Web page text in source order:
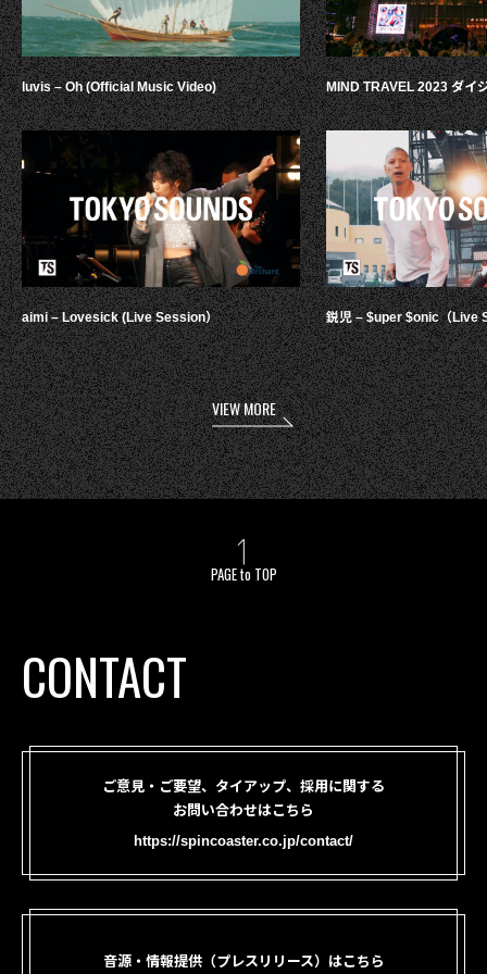
luvis – Oh (Official Music Video)
aimi – Lovesick (Live Session）
MIND TRAVEL 2023 ダイ
鋭児 – $uper $onic（Live
VIEW MORE
PAGE to TOP
CONTACT
ご意見・ご要望、タイアップ、採用に関する
お問い合わせはこちら
https://spincoaster.co.jp/contact/
音源・情報提供（プレスリリース）はこちら